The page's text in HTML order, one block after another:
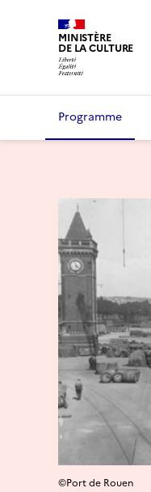
MINISTÈRE
DE LA CULTURE
Programme
©Port de Rouen